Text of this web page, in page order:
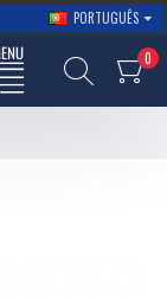
PORTUGUÊS
0